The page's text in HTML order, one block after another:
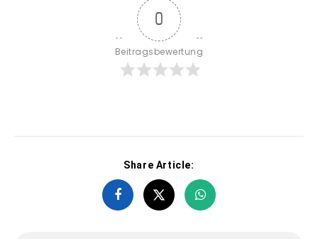
0
Beitragsbewertung
Share Article: